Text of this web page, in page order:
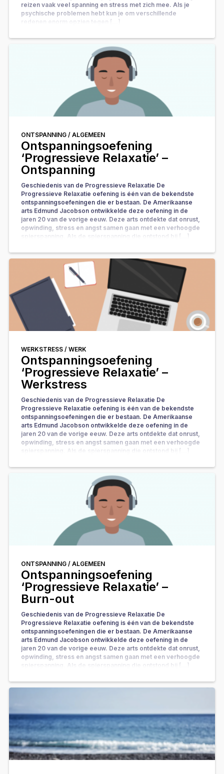
reizen vaak veel spanning en stress met zich mee. Als je
psychische problemen hebt kun je om verschillende
redenen enorm opzien tegen […]
ONTSPANNING / ALGEMEEN
Ontspanningsoefening
‘Progressieve Relaxatie’ –
Ontspanning
Geschiedenis van de Progressieve Relaxatie De
Progressieve Relaxatie oefening is één van de bekendste
ontspanningsoefeningen die er bestaan. De Amerikaanse
arts Edmund Jacobson ontwikkelde deze oefening in de
jaren 20 van de vorige eeuw. Deze arts ontdekte dat onrust,
opwinding, stress en angst samen gaan met een verhoogde
spierspanning. Als de spierspanning die ontstond bij […]
WERKSTRESS / WERK
Ontspanningsoefening
‘Progressieve Relaxatie’ –
Werkstress
Geschiedenis van de Progressieve Relaxatie De
Progressieve Relaxatie oefening is één van de bekendste
ontspanningsoefeningen die er bestaan. De Amerikaanse
arts Edmund Jacobson ontwikkelde deze oefening in de
jaren 20 van de vorige eeuw. Deze arts ontdekte dat onrust,
opwinding, stress en angst samen gaan met een verhoogde
spierspanning. Als de spierspanning die ontstond bij […]
ONTSPANNING / ALGEMEEN
Ontspanningsoefening
‘Progressieve Relaxatie’ –
Burn-out
Geschiedenis van de Progressieve Relaxatie De
Progressieve Relaxatie oefening is één van de bekendste
ontspanningsoefeningen die er bestaan. De Amerikaanse
arts Edmund Jacobson ontwikkelde deze oefening in de
jaren 20 van de vorige eeuw. Deze arts ontdekte dat onrust,
opwinding, stress en angst samen gaan met een verhoogde
spierspanning. Als de spierspanning die ontstond bij […]